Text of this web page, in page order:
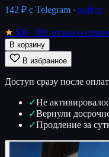
142 ₽ с Telegram · войти
★ 5.0 · 991 отзыв о
В корзину
В избранное
Доступ сразу после
✓Не
✓Вернули
✓Продление за